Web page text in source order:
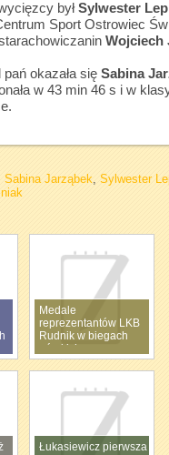
byłSylwester
Sport Ostrowiec
Wojciech
okazała się Sabina
w 43 min 46 s i w
Sabina Jarząbek, Sylwester
Medale
reprezentantów LKB
Rudnik w biegach
górskich
Łukasiewicz pierwsza